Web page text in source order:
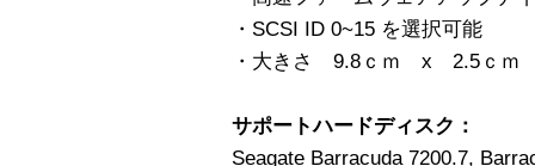
・SCSI ID 0~15 を選択可能
・大きさ 9.8ｃｍ x 2.5ｃ
サポートハードディスク：
Seagate Barracuda 7200.7,